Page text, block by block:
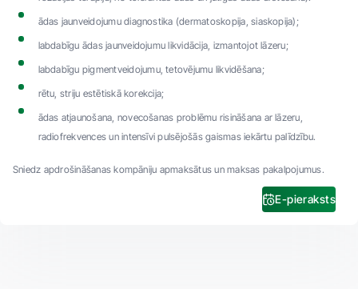
ādas jaunveidojumu diagnostika (dermatoskopija, siaskopija);
labdabīgu ādas jaunveidojumu likvidācija, izmantojot lāzeru;
labdabīgu pigmentveidojumu, tetovējumu likvidēšana;
rētu, striju estētiskā korekcija;
ādas atjaunošana, novecošanas problēmu risināšana ar lāzeru,
radiofrekvences un intensīvi pulsējošās gaismas iekārtu palīdzību.
Sniedz apdrošināšanas kompāniju apmaksātus un maksas pakalpojumus.
E-pieraksts